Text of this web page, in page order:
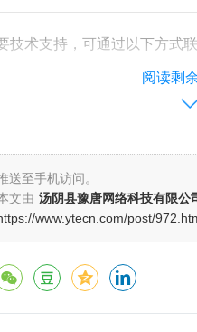
技术支持，可通过以下方式联
市汤阴县人和路西段南侧御路
市汤阴县岳庙街与精忠路交
阅读剩
送至手机访问。
文由 汤阴县豫唐网络科技有限公
www.ytecn.com/post/